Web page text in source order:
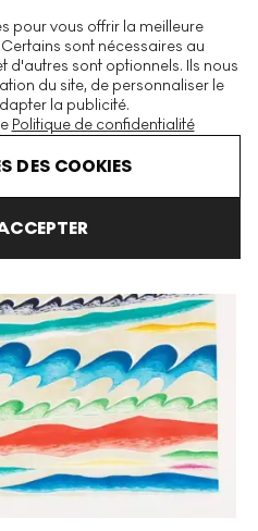
pour vous offrir la meilleure
sont nécessaires au
d'autres sont optionnels. Ils nous
du site, de personnaliser le
la publicité.
Politique de confidentialité
DES COOKIES
d'estampes et éditions
Untitled (1992) Signed Print